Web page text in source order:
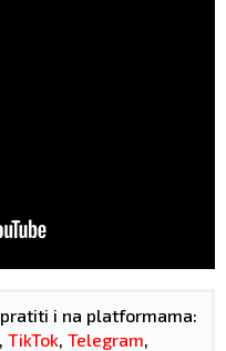
i na platformama:
TikTok Telegram